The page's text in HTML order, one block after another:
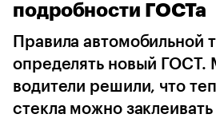
подробности ГОСТа
Правила автомобильной
определять новый ГОСТ.
водители решили, что
стекла можно